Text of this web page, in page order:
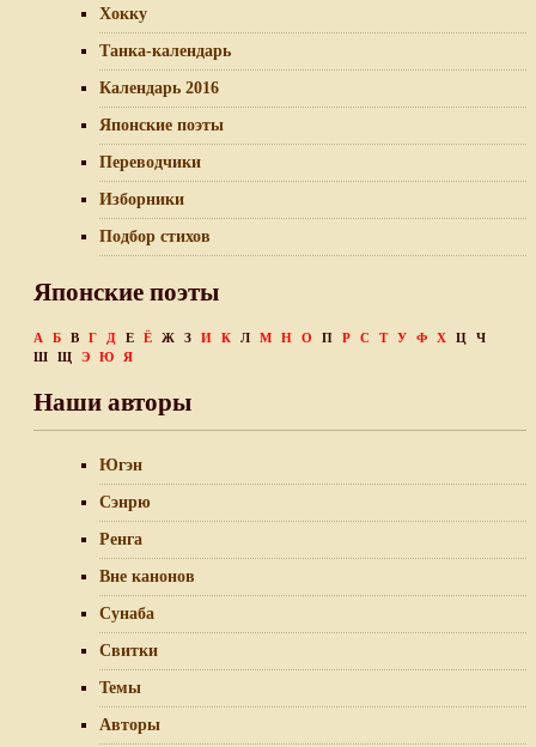
Хокку
Танка-календарь
Календарь 2016
Японские поэты
Переводчики
Изборники
Подбор стихов
Японские поэты
А Б В Г Д Е Ё Ж З И К Л М Н О П Р С Т У Ф Х Ц
Ч
Ш
Щ Э Ю Я
Наши авторы
Югэн
Сэнрю
Ренга
Вне канонов
Сунаба
Свитки
Темы
Авторы